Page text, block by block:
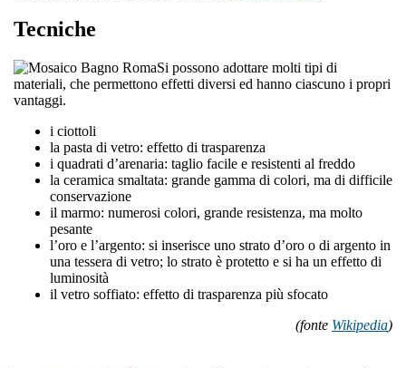
Tecniche
Si possono adottare molti tipi di
materiali, che permettono effetti diversi ed hanno ciascuno i propri
vantaggi.
i ciottoli
la pasta di vetro: effetto di trasparenza
i quadrati d’arenaria: taglio facile e resistenti al freddo
la ceramica smaltata: grande gamma di colori, ma di difficile
conservazione
il marmo: numerosi colori, grande resistenza, ma molto
pesante
l’oro e l’argento: si inserisce uno strato d’oro o di argento in
una tessera di vetro; lo strato è protetto e si ha un effetto di
luminosità
il vetro soffiato: effetto di trasparenza più sfocato
(fonte Wikipedia)